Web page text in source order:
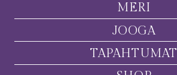
MERI
JOOGA
TAPAHTUMAT